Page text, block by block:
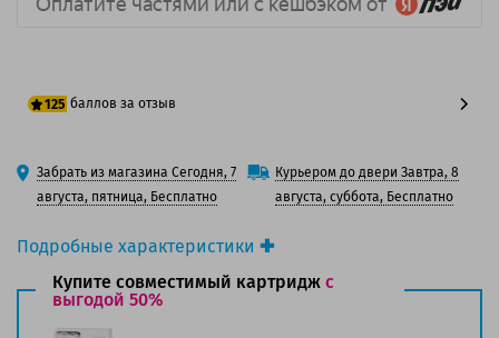
Подробные характеристики
Производитель принтера:Brother
Производитель:Brother
Вид товара:
125 баллов за отзыв
100 баллов
125 баллов
Забрать из магазина Сегодня, 7
августа, пятница, Бесплатно
Курьером до двери Завтра, 8
августа, суббота, Бесплатно
Купите совместимый картридж с
выгодой 50%